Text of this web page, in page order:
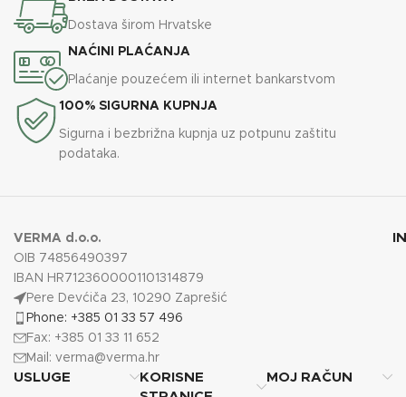
Dostava širom Hrvatske
NAĆINI PLAĆANJA
Plaćanje pouzećem ili internet bankarstvom
100% SIGURNA KUPNJA
Sigurna i bezbrižna kupnja uz potpunu zaštitu
podataka.
VERMA d.o.o.
OIB 74856490397
IBAN HR7123600001101314879
Pere Devćiča 23, 10290 Zaprešić
Phone: +385 01 33 57 496
Fax: +385 01 33 11 652
Mail: verma@verma.hr
USLUGE
KORISNE
MOJ RAČUN